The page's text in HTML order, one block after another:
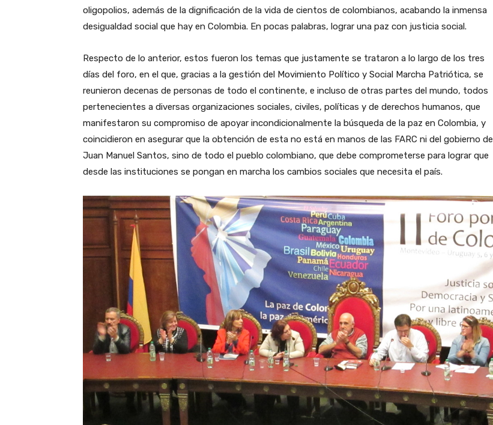
oligopolios, además de la dignificación de la vida de cientos de colombianos, acabando la inmensa
desigualdad social que hay en Colombia. En pocas palabras, lograr una paz con justicia social.
Respecto de lo anterior, estos fueron los temas que justamente se trataron a lo largo de los tres
días del foro, en el que, gracias a la gestión del Movimiento Político y Social Marcha Patriótica, se
reunieron decenas de personas de todo el continente, e incluso de otras partes del mundo, todos
pertenecientes a diversas organizaciones sociales, civiles, políticas y de derechos humanos, que
manifestaron su compromiso de apoyar incondicionalmente la búsqueda de la paz en Colombia, y
coincidieron en asegurar que la obtención de esta no está en manos de las FARC ni del gobierno de
Juan Manuel Santos, sino de todo el pueblo colombiano, que debe comprometerse para lograr que
desde las instituciones se pongan en marcha los cambios sociales que necesita el país.